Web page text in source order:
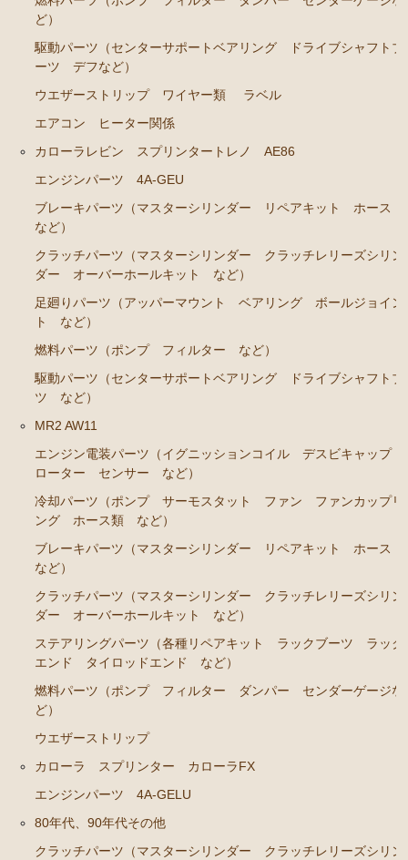
ンカップリング ホース類 など）
ブレーキパーツ（マスターシリンダー リペアキッ
ト ホース など）
クラッチパーツ（マスターシリンダー クラッチレリ
ーズシリンダー オーバーホールキット など）
ステアリングパーツ（各種リペアキット ラックブー
ツ ラックエンド タイロッドエンド など）
燃料パーツ（ポンプ フィルター ダンパー センダ
ーゲージなど）
ウエザーストリップ
エンジンパーツ 4A-GELU
80年代、90年代その他
クラッチパーツ（マスターシリンダー クラッチレリ
エンジンパーツ
イグナイター
汎用品
添加剤 漏れ止め剤（エンジン ラジエーター パワー
ステアリング など）
ど）
駆動パーツ（センターサポートベアリング ドライブシャフトブ
ーツ デフなど）
ウエザーストリップ ワイヤー類
ラベル
エアコン ヒーター関係
カローラレビン スプリンタートレノ AE86
エンジンパーツ 4A-GEU
ブレーキパーツ（マスターシリンダー リペアキット ホース
など）
クラッチパーツ（マスターシリンダー クラッチレリーズシリン
ダー オーバーホールキット など）
足廻りパーツ（アッパーマウント ベアリング ボールジョイン
ト など）
燃料パーツ（ポンプ フィルター など）
駆動パーツ（センターサポートベアリング ドライブシャフトブ
ツ など）
MR2 AW11
エンジン電装パーツ（イグニッションコイル デスビキャップ
ローター センサー など）
冷却パーツ（ポンプ サーモスタット ファン ファンカップリ
ング ホース類 など）
ブレーキパーツ（マスターシリンダー リペアキット ホース
など）
クラッチパーツ（マスターシリンダー クラッチレリーズシリン
ダー オーバーホールキット など）
ステアリングパーツ（各種リペアキット ラックブーツ ラック
エンド タイロッドエンド など）
燃料パーツ（ポンプ フィルター ダンパー センダーゲージな
ど）
ウエザーストリップ
カローラ スプリンター カローラFX
エンジンパーツ 4A-GELU
80年代、90年代その他
クラッチパーツ（マスターシリンダー クラッチレリーズシリン